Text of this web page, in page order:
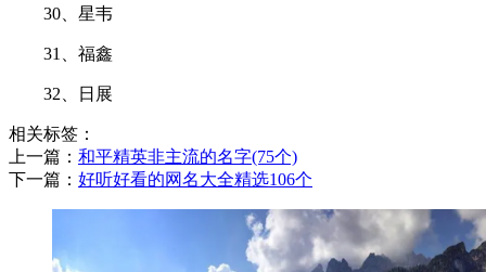
30、星韦
31、福鑫
32、日展
相关标签：
上一篇： ​和平精英非主流的名字(75个)
下一篇： ​好听好看的网名大全精选106个